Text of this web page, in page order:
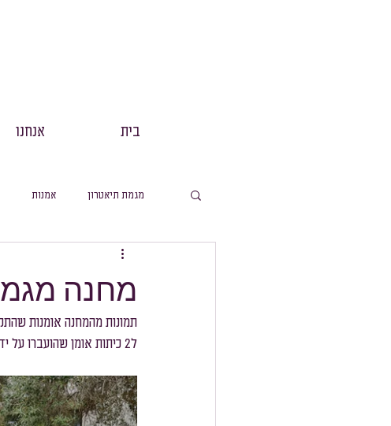
בית אנחנו
אמנות מגמת תיאטרון
מסלול תנך
מסלול מסלול ערבית
מחנה
ל2 כיתות אומן שהועברו על ידי יוסי פיין ואייל דוידי (שקל)